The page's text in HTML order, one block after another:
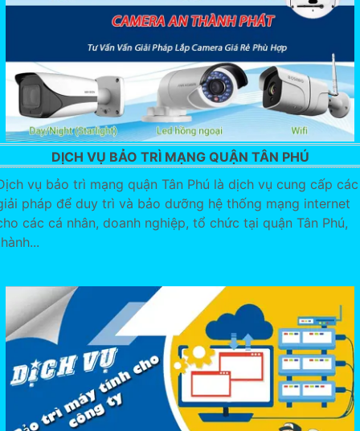
DỊCH VỤ BẢO TRÌ MẠNG QUẬN TÂN PHÚ
vụ bảo trì mạng quận Tân Phú là dịch vụ cung cấp các
pháp để duy trì và bảo dưỡng hệ thống mạng internet
các cá nhân, doanh nghiệp, tổ chức tại quận Tân Phú,